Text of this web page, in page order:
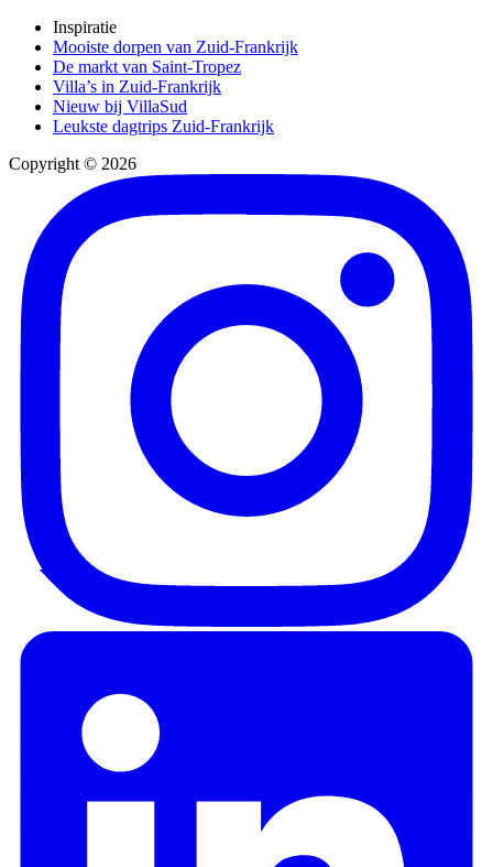
Inspiratie
Mooiste dorpen van Zuid-Frankrijk
De markt van Saint-Tropez
Villa’s in Zuid-Frankrijk
Nieuw bij VillaSud
Leukste dagtrips Zuid-Frankrijk
Copyright © 2026